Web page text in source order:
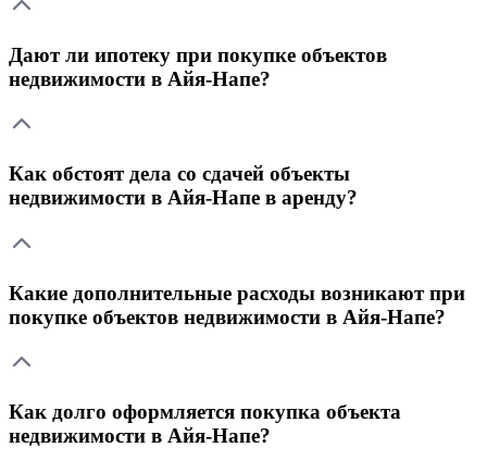
Дают ли ипотеку при покупке объектов
недвижимости в Айя-Напе?
Как обстоят дела со сдачей объекты
недвижимости в Айя-Напе в аренду?
Какие дополнительные расходы возникают при
покупке объектов недвижимости в Айя-Напе?
Как долго оформляется покупка объекта
недвижимости в Айя-Напе?